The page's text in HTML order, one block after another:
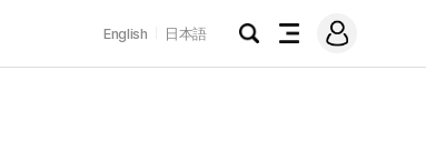
English 日本語
검
전
메
그